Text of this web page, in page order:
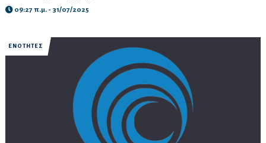
09:27 π.μ. - 31/07/2025
ΕΝΟΤΗΤΕΣ